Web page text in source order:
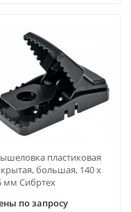
пластиковая
большая, 140 х
мм Сибртех
по запросу